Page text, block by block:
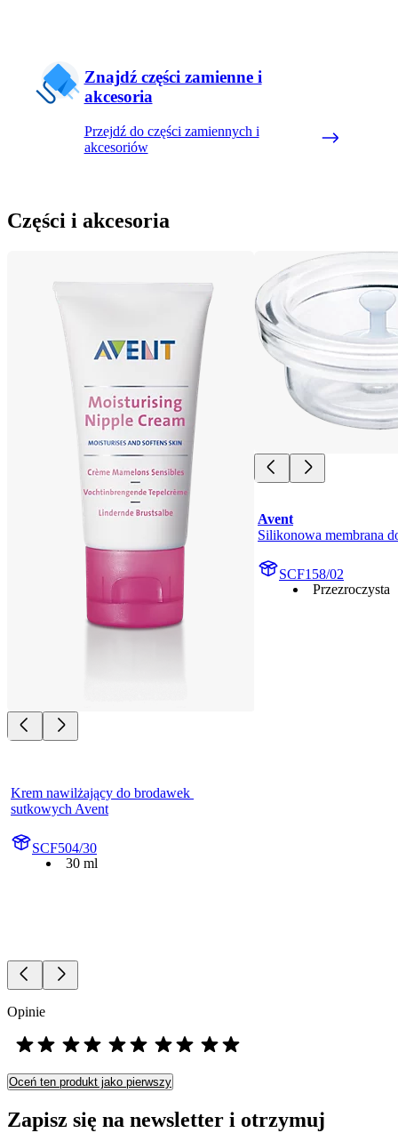
Znajdź części zamienne i
akcesoria
Przejdź do części zamiennych i
akcesoriów
Części i akcesoria
Krem nawilżający do brodawek
sutkowych Avent
SCF504/30
30 ml
Avent
Silikonowa membrana
SCF158/02
Przezroczysta
Opinie
Oceń ten produkt jako pierwszy
Zapisz się na newsletter i otrzymuj